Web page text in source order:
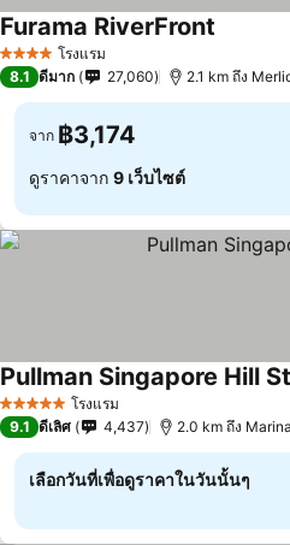
4 ดาว โรงแรม
Furama RiverFront
8.1 ดีมาก 27,060 2.1 km ถึง
จาก ฿3,174
ดูราคาจาก 9 เว็บไซต์
5 ดาว โรงแรม
Pullman Singapore Hill
9.1 ดีเลิศ 4,437 2.0 km ถึง
เลือกวันที่เพื่อดูราคาในวันนั้นๆ